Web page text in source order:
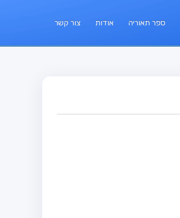
ספר תאוריה אודות צור קשר